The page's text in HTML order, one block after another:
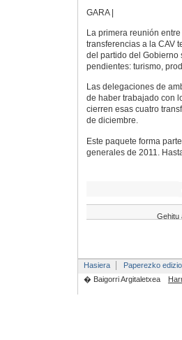
GARA |
La primera reunión
transferencias a la CAV
del partido del Gobierno
pendientes: turismo,
Las delegaciones de
de haber trabajado con
cierren esas cuatro
de diciembre.
Este paquete forma
generales de 2011.
Gehitu
Hasiera Paperezko
� Baigorri Argitaletxea